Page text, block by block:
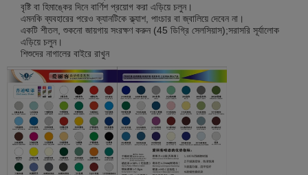
বৃষ্টি বা হিমাঙ্কের দিনে বার্ণিশ প্রয়োগ করা এড়িয়ে চলুন।
এমনকি ব্যবহারের পরেও ক্যানটিকে ক্ল্যাশ, পাংচার বা জ্বালিয়ে দেবেন না।
একটি শীতল, শুকনো জায়গায় সংরক্ষণ করুন (45 ডিগ্রি সেলসিয়াস);সরাসরি সূর্যালোক
এড়িয়ে চলুন।
শিশুদের নাগালের বাইরে রাখুন